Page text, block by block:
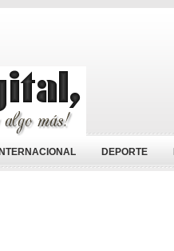
INTERNACIONAL DEPORTE